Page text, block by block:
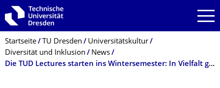
Zur Hauptnavigation springen
Zur Suche springen
Zum Inhalt springen
Breadcrumb-Menü
Startseite TU Dresden
Universitätskultur
Diversität und Inklusion
News
Die TUD Lectures starten ins Wintersemester: In Vielfalt geeint – Perspektiven auf Inklusion und ein gelingendes Miteinander